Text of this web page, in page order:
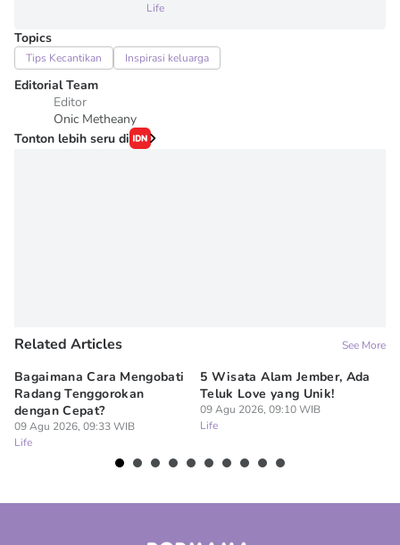
Life
Topics
Tips Kecantikan Inspirasi keluarga
Editorial Team
Editor
Onic Metheany
Tonton lebih seru di
Related Articles See More
Bagaimana Cara Mengobati
Radang Tenggorokan
dengan Cepat?
09 Agu 2026, 09:33 WIB
Life
5 Wisata Alam Jember, Ada
Teluk Love yang Unik!
09 Agu 2026, 09:10 WIB
Life